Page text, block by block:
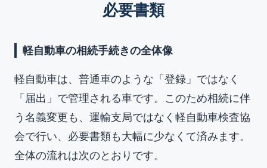
必要書類
軽自動車の相続手続きの全体像
軽自動車は、普通車のような「登録」ではなく
「届出」で管理される車です。このため相続に伴
う名義変更も、運輸支局ではなく軽自動車検査協
会で行い、必要書類も大幅に少なくて済みます。
全体の流れは次のとおりです。